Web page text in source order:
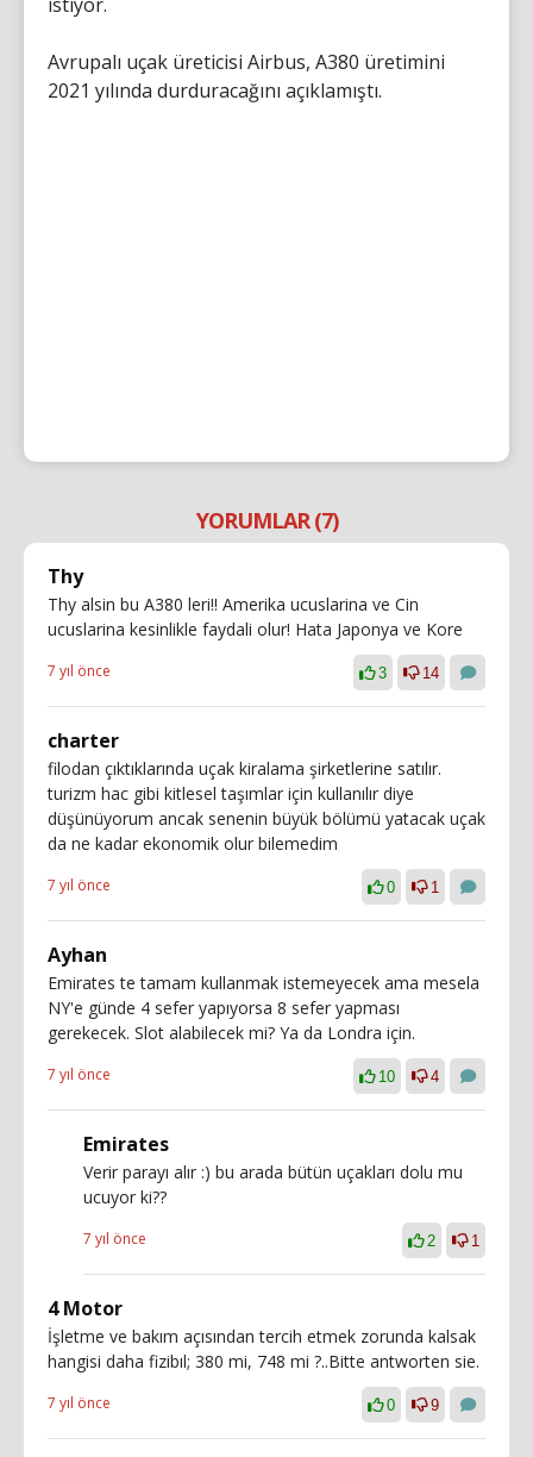
Avrupalı uçak üreticisi Airbus, A380 üretimini
2021 yılında durduracağını açıklamıştı.
YORUMLAR (7)
Thy
Thy alsin bu A380 leri!! Amerika ucuslarina ve Cin
ucuslarina kesinlikle faydali olur! Hata Japonya ve Kore
7 yıl önce 3 14
charter
filodan çıktıklarında uçak kiralama şirketlerine satılır.
turizm hac gibi kitlesel taşımlar için kullanılır diye
düşünüyorum ancak senenin büyük bölümü yatacak uçak
da ne kadar ekonomik olur bilemedim
7 yıl önce 0 1
Ayhan
Emirates te tamam kullanmak istemeyecek ama mesela
NY'e günde 4 sefer yapıyorsa 8 sefer yapması
gerekecek. Slot alabilecek mi? Ya da Londra için.
7 yıl önce 10 4
Emirates
Verir parayı alır :) bu arada bütün uçakları dolu mu
ucuyor ki??
7 yıl önce 2 1
4 Motor
İşletme ve bakım açısından tercih etmek zorunda kalsak
hangisi daha fizibıl; 380 mi, 748 mi ?..Bitte antworten sie.
7 yıl önce 0 9